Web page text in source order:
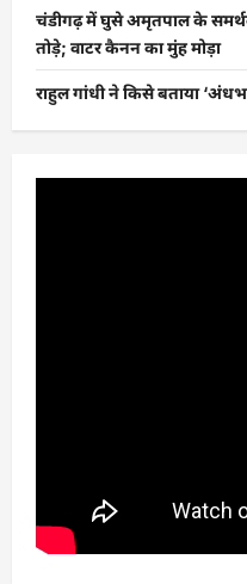
चंडीगढ़ में घुसे अमृतपाल के
तोड़े; वाटर कैनन का मुंह मोड़ा
राहुल गांधी ने किसे बताया